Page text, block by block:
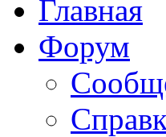
Главная
Форум